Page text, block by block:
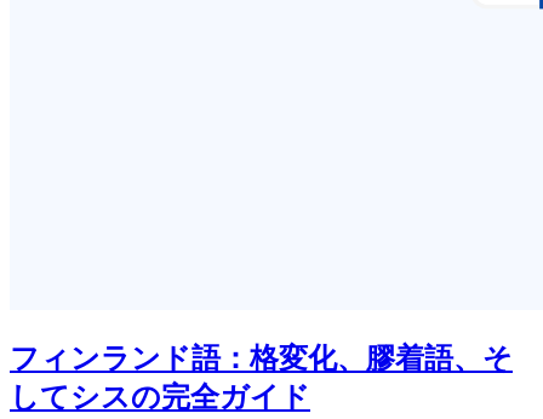
フィンランド語：格変化、膠着語、そ
してシスの完全ガイド